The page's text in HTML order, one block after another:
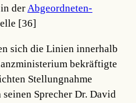
in derAbgeordneten-
[36]
sich die Linien innerhalb
bekräftigte
Stellungnahme
Sprecher Dr. David